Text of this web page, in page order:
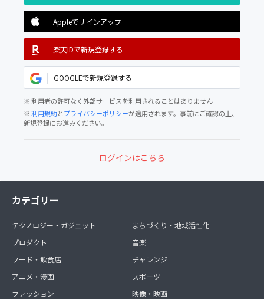
Appleでサインアップ
楽天IDで新規登録する
GOOGLEで新規登録する
※ 利用者の許可なく外部サービスを利用されることはありません
※利用規約とプライバシーポリシーが適用されます。事前にご確認の上、
新規登録にお進みください。
ログインはこちら
カテゴリー
テクノロジー・ガジェット
プロダクト
フード・飲食店
アニメ・漫画
ファッション
まちづくり・地域活性化
音楽
チャレンジ
スポーツ
映像・映画